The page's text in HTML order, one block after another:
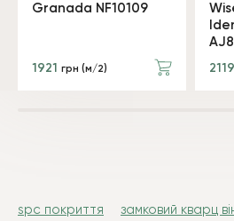
Granada NF10109
1921 грн (м/2) 2119
spc покриття замковий кварц